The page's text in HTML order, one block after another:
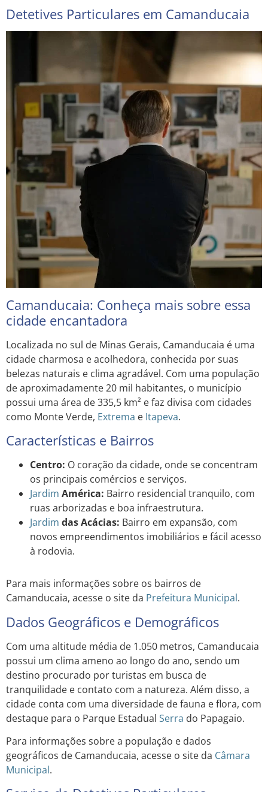
Detetives Particulares em Camanducaia
Camanducaia: Conheça mais sobre essa
cidade encantadora
Localizada no sul de Minas Gerais, Camanducaia é uma
cidade charmosa e acolhedora, conhecida por suas
belezas naturais e clima agradável. Com uma população
de aproximadamente 20 mil habitantes, o município
possui uma área de 335,5 km² e faz divisa com cidades
como Monte Verde, Extrema e Itapeva.
Características e Bairros
Centro: O coração da cidade, onde se concentram
os principais comércios e serviços.
Jardim América: Bairro residencial tranquilo, com
ruas arborizadas e boa infraestrutura.
Jardim das Acácias: Bairro em expansão, com
novos empreendimentos imobiliários e fácil acesso
à rodovia.
Para mais informações sobre os bairros de
Camanducaia, acesse o site da Prefeitura Municipal.
Dados Geográficos e Demográficos
Com uma altitude média de 1.050 metros, Camanducaia
possui um clima ameno ao longo do ano, sendo um
destino procurado por turistas em busca de
tranquilidade e contato com a natureza. Além disso, a
cidade conta com uma diversidade de fauna e flora, com
destaque para o Parque Estadual Serra do Papagaio.
Para informações sobre a população e dados
geográficos de Camanducaia, acesse o site da Câmara
Municipal.